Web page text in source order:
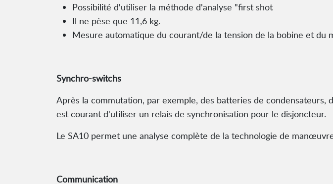
Possibilité d'utiliser la méthode d'analyse "first shot
Il ne pèse que 11,6 kg.
Mesure automatique du courant/de la tension de la bobine et du
Synchro-switchs
Après la commutation, par exemple, des batteries de
est courant d'utiliser un relais de synchronisation pour le disjoncteur.
Le SA10 permet une analyse complète de la technologie de
Communication